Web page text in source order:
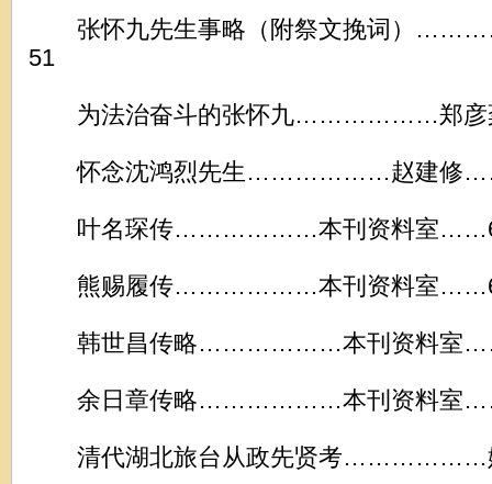
张怀九先生事略（附祭文挽词）
51
为法治奋斗的张怀九………………郑
怀念沈鸿烈先生………………赵建修
叶名琛传………………本刊资料室
熊赐履传………………本刊资料室
韩世昌传略………………本刊资料室
余日章传略………………本刊资料室
清代湖北旅台从政先贤考………………